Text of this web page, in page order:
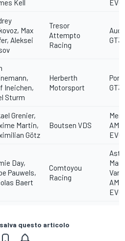
Kell
EVO
Max
Aleksei
Tresor
Attempto
Racing
Audi
GT3
Ineichen,
Sturm
Herberth
Motorsport
GT3
Grenier,
Martin,
Götz
Boutsen VDS
EVO
Day,
Pauwels,
Baert
Comtoyou
Racing
EVO
questo articolo